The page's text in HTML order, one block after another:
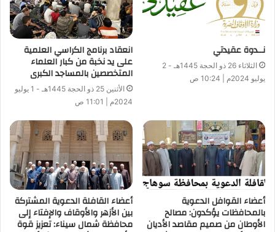
نــدوة عقيدتي
الثلاثاء 26 ذو الحجة 1445هـ - 2
يوليو 2024م | 10:24 ص
انعقاد برنامج الكراسي العلمية
على يد نخبة من كبار العلماء
المتخصصين بالمساجد الكبرى
الأثنين 25 ذو الحجة 1445هـ - 1 يوليو
2024م | 11:01 ص
أعضاء القوافل الدعوية
بالمحافظات يؤكدون: مصالح
الأوطان من صميم مقاصد الأديان
أعضاء القافلة الدعوية المشتركة
بين الأزهر والأوقاف والإفتاء إلى
محافظة شمال سيناء: تعزيز قوة